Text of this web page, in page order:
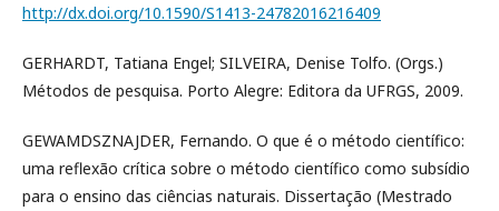
http://dx.doi.org/10.1590/S1413-24782016216409
GERHARDT, Tatiana Engel; SILVEIRA, Denise Tolfo. (Orgs.)
Métodos de pesquisa. Porto Alegre: Editora da UFRGS, 2009.
GEWAMDSZNAJDER, Fernando. O que é o método científico:
uma reflexão crítica sobre o método científico como subsídio
para o ensino das ciências naturais. Dissertação (Mestrado